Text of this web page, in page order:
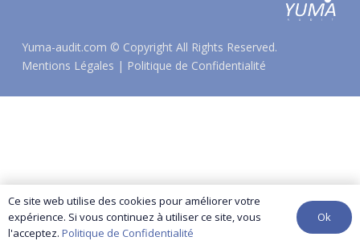
Yuma-audit.com © Copyright All Rights Reserved.
Mentions Légales | Politique de Confidentialité
Ce site web utilise des cookies pour améliorer votre
expérience. Si vous continuez à utiliser ce site, vous
l'acceptez. Politique de Confidentialité
Ok